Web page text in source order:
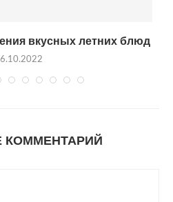
вкусных летних блюд
КОММЕНТАРИЙ